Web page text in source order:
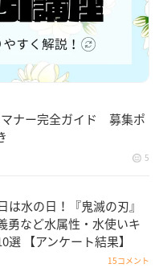
ナー完全ガイド 募集ポ
5
は水の日！『鬼滅の刃』
勇など水属性・水使いキ
選 【アンケート結果】
15コメント